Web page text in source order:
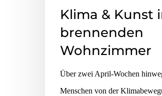
Klima & Kunst
brennenden
Wohnzimmer
Über zwei April-Wochen
Menschen von der